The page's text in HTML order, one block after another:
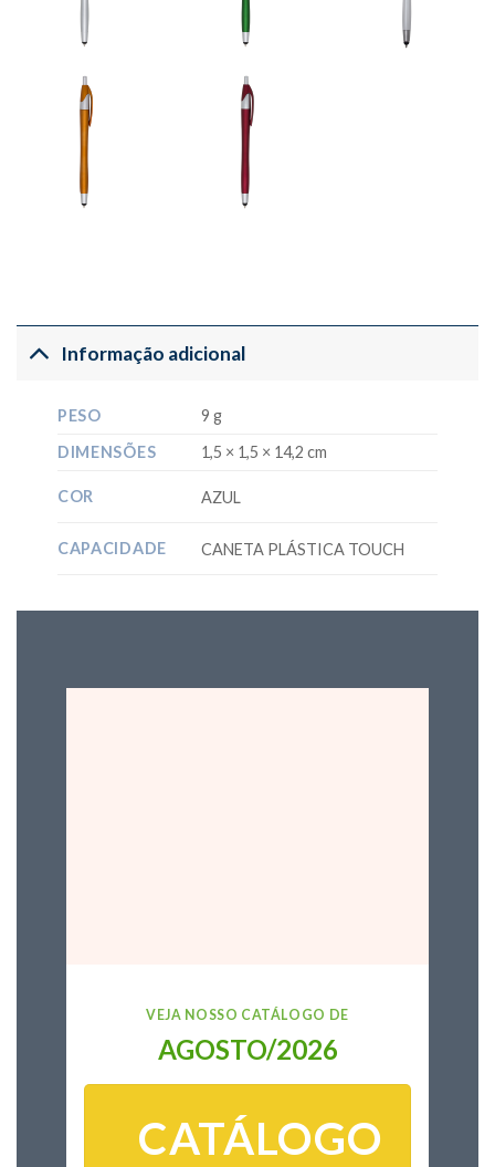
Informação adicional
PESO
9 g
DIMENSÕES
1,5 × 1,5 × 14,2 cm
COR AZUL
CAPACIDADE CANETA PLÁSTICA TOUCH
VEJA NOSSO CATÁLOGO DE
AGOSTO/2026
CATÁLOGO